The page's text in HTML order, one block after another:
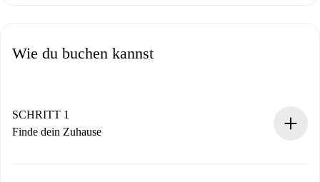
Wie du buchen kannst
SCHRITT 1
Finde dein Zuhause